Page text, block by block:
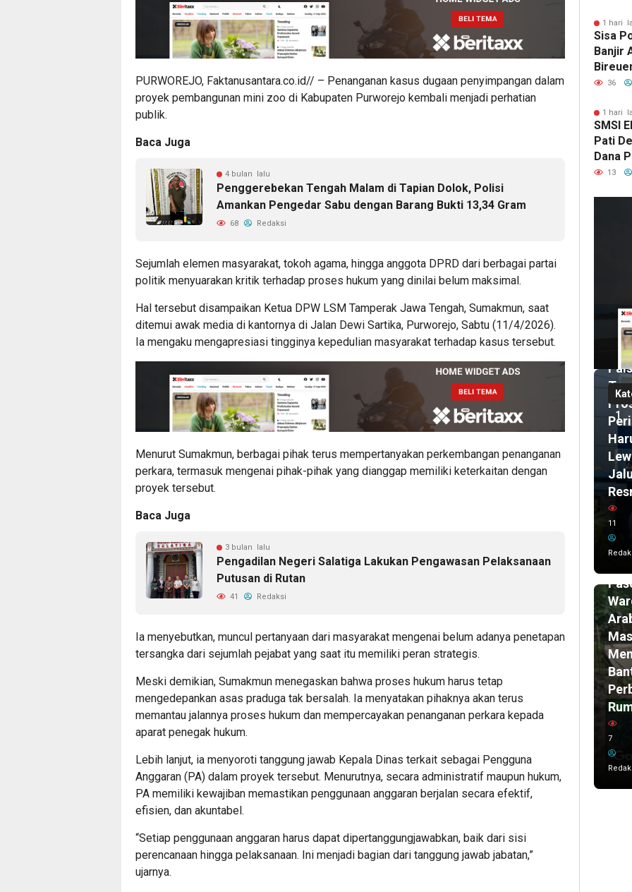
PURWOREJO, Faktanusantara.co.id// – Penanganan kasus dugaan penyimpangan dalam
proyek pembangunan mini zoo di Kabupaten Purworejo kembali menjadi perhatian
publik.
Baca Juga
4 bulan lalu
Penggerebekan Tengah Malam di Tapian Dolok, Polisi
Amankan Pengedar Sabu dengan Barang Bukti 13,34 Gram
68 Redaksi
Sejumlah elemen masyarakat, tokoh agama, hingga anggota DPRD dari berbagai partai
politik menyuarakan kritik terhadap proses hukum yang dinilai belum maksimal.
Hal tersebut disampaikan Ketua DPW LSM Tamperak Jawa Tengah, Sumakmun, saat
ditemui awak media di kantornya di Jalan Dewi Sartika, Purworejo, Sabtu (11/4/2026).
Ia mengaku mengapresiasi tingginya kepedulian masyarakat terhadap kasus tersebut.
Menurut Sumakmun, berbagai pihak terus mempertanyakan perkembangan penanganan
perkara, termasuk mengenai pihak-pihak yang dianggap memiliki keterkaitan dengan
proyek tersebut.
Baca Juga
3 bulan lalu
Pengadilan Negeri Salatiga Lakukan Pengawasan Pelaksanaan
Putusan di Rutan
41 Redaksi
Ia menyebutkan, muncul pertanyaan dari masyarakat mengenai belum adanya penetapan
tersangka dari sejumlah pejabat yang saat itu memiliki peran strategis.
Meski demikian, Sumakmun menegaskan bahwa proses hukum harus tetap
mengedepankan asas praduga tak bersalah. Ia menyatakan pihaknya akan terus
memantau jalannya proses hukum dan mempercayakan penanganan perkara kepada
aparat penegak hukum.
Lebih lanjut, ia menyoroti tanggung jawab Kepala Dinas terkait sebagai Pengguna
Anggaran (PA) dalam proyek tersebut. Menurutnya, secara administratif maupun hukum,
PA memiliki kewajiban memastikan penggunaan anggaran berjalan secara efektif,
efisien, dan akuntabel.
“Setiap penggunaan anggaran harus dapat dipertanggungjawabkan, baik dari sisi
perencanaan hingga pelaksanaan. Ini menjadi bagian dari tanggung jawab jabatan,”
ujarnya.
1 hari
Sisa
Banjir
36
1 hari
SMSI
Pati
Dana
Hanya
13
1
Izin
11
7